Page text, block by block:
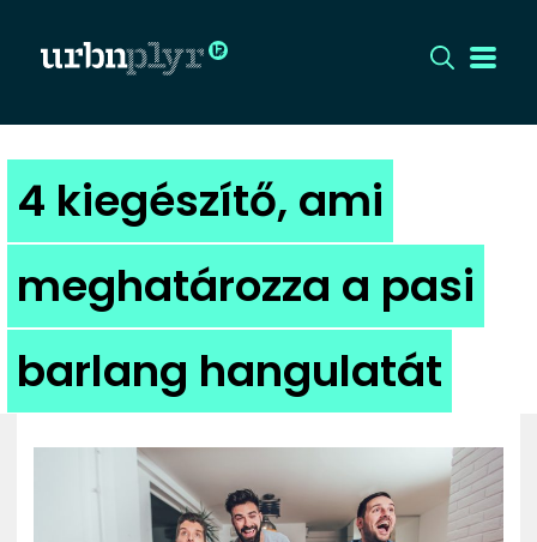
CÍMLAP
DIZÁJN
DIVAT
HIP
KULT
UTCA
4 kiegészítő, ami
meghatározza a pasi
barlang hangulatát